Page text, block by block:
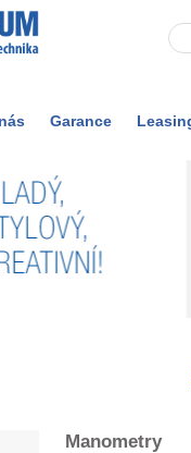
Garance
Manometry